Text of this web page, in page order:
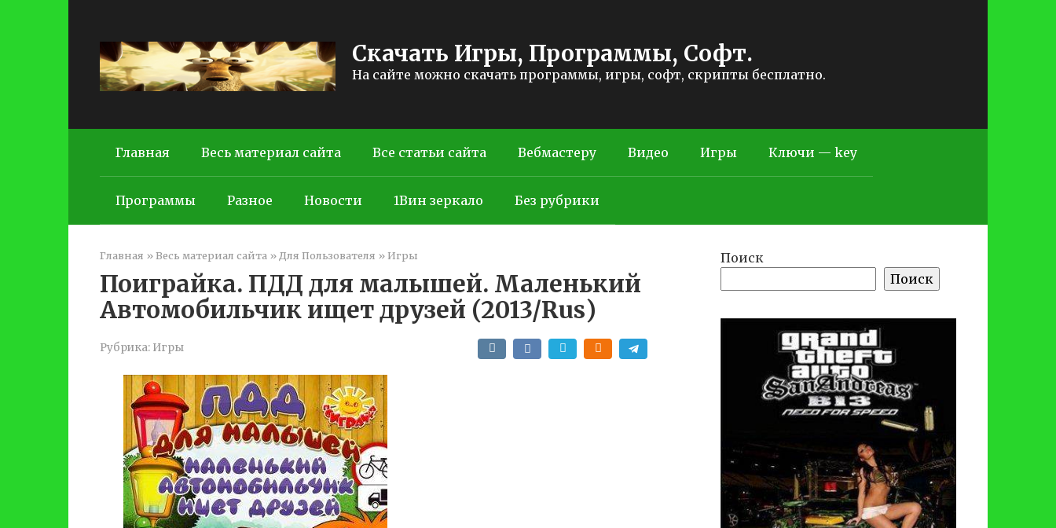
Скачать Игры, Программы, Софт.
На сайте можно скачать программы, игры, софт, скрипты бесплатно.
Главная Весь материал сайта Все статьи сайта Вебмастеру Видео Игры Ключи — key
Программы Разное Новости 1Вин зеркало Без рубрики
Главная »Весь материал сайта » Для Пользователя » Игры
Поиграйка. ПДД для малышей. Маленький
Автомобильчик ищет друзей (2013/Rus)
Рубрика: Игры
Поиск
Поиск